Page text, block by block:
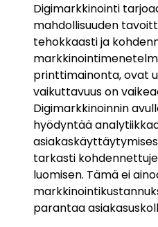
Digimarkkinointi
mahdollisuuden
tehokkaasti ja
printtimainonta, ovat
vaikuttavuus on
Digimarkkinoinnin
hyödyntää
tarkasti
luomisen. Tämä ei
parantaa